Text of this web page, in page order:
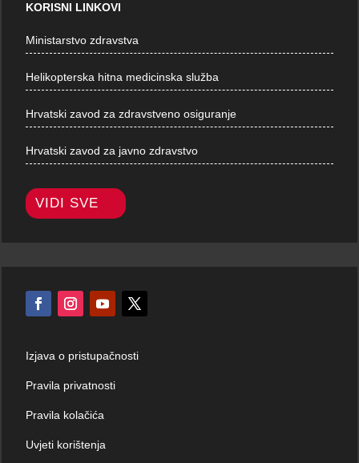
KORISNI LINKOVI
Ministarstvo zdravstva
Helikopterska hitna medicinska služba
Hrvatski zavod za zdravstveno osiguranje
Hrvatski zavod za javno zdravstvo
VIDI SVE
Izjava o pristupačnosti
Pravila privatnosti
Pravila kolačića
Uvjeti korištenja